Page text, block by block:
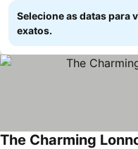
Selecione as datas para
exatos.
The Charming